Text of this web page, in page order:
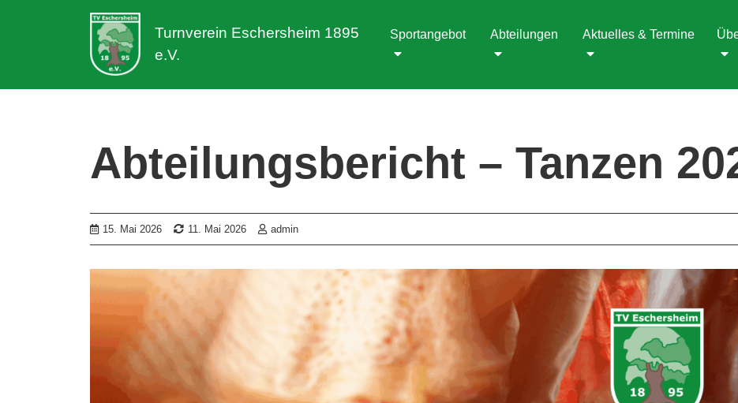
Turnverein Eschersheim 1895
e.V.
Sportangebot Abteilungen Aktuelles & Termine
Abteilungsbericht – Tanzen
15. Mai 2026 11. Mai 2026 admin